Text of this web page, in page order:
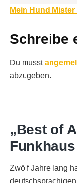
Mein Hund Mister
Schreibe
Du musst
abzugeben.
„Best of
Zwölf Jahre lang